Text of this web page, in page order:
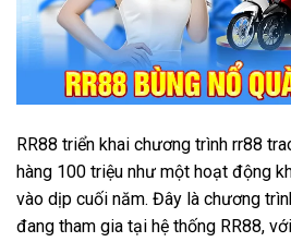
RR88 triển khai chương trình rr88
hàng 100 triệu như một hoạt động
vào dịp cuối năm. Đây là chương
đang tham gia tại hệ thống RR88,